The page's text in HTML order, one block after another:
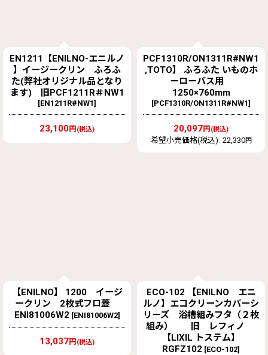
EN1211【ENILNO-エニルノ
】イージークリン ふろふ
た(弊社オリジナル品となり
ます) 旧PCF1211R＃NW1
[EN1211R#NW1]
23,100円 (税込)
PCF1310R/ON1311R#NW1
,TOTO】 ふろふた いものホ
ーローバス用
1250×760mm
[PCF1310R/ON1311R#NW1]
20,097円 (税込)
希望小売価格(税込) : 22,330円
【ENILNO】 1200 イージ
ークリン 2枚式フロ蓋
ENI81006W2 [ENI81006W2]
13,037円 (税込)
ECO-102 【ENILNO エニ
ルノ】エコクリーンカバーシ
リーズ 浴槽組みフタ（２枚
組み） 旧 レフィノ
【LIXIL トステム】
RGFZ102 [ECO-102]